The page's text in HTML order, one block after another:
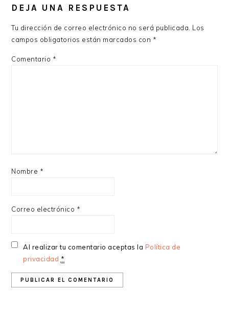
CON
LECTORES
DEJA UNA RESPUESTA
Tu dirección de correo electrónico no será publicada. Los
campos obligatorios están marcados con *
Comentario *
Nombre *
Correo electrónico *
Al realizar tu comentario aceptas la Política de
privacidad *